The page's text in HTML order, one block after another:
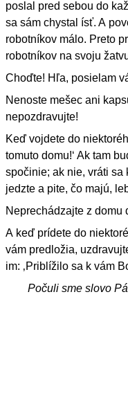
poslal pred sebou do
sa sám chystal ísť. A
robotníkov málo. Preto
robotníkov na svoju
Choďte! Hľa, posielam
Nenoste mešec ani
nepozdravujte!
Keď vojdete do
tomuto domu!‘ Ak tam
spočinie; ak nie, vráti sa
jedzte a pite, čo majú,
Neprechádzajte z domu
A keď prídete do
vám predložia,
im: ‚Priblížilo sa k vám
Počuli sme slovo